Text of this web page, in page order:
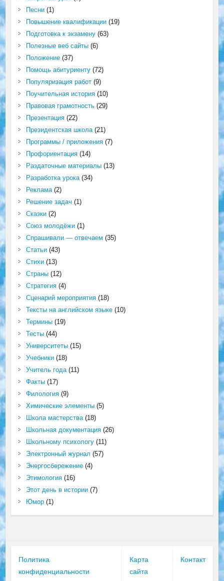
Песни(1)
Повышение квалификации(19)
Подготовка к экзамену(63)
Полезные веб сайты(6)
Положение(37)
Помощь абитуриенту(72)
Популяризация работ(9)
Поучительная история(10)
Правовая грамотность(29)
Презентация(22)
Президентская школа(21)
Программы / приложения(7)
Профориентация(14)
Раздаточные материалы(13)
Разработка урока(34)
Реклама(2)
Решение задач (1)
Сказки(2)
Союз молодёжи(1)
Спрашивали — отвечаем (35)
Статьи(43)
Стихи(13)
Страны(12)
Стратегия(4)
Сценарий мероприятия(18)
Тексты на английском языке(10)
Термины(19)
Тесты(44)
Университеты(15)
Учебники(18)
Учитель года(11)
Факты(17)
Филология(9)
Химические элементы(5)
Школа мастерства(18)
Школьная документация(26)
Школьному психологу(11)
Электронный журнал (57)
Энергосбережение(4)
Этимология(16)
Этот день в истории(7)
Юмор(1)
Политика
конфиденциальности
Карта
сайта
Контакт